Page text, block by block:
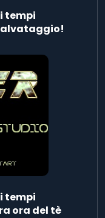
tempi
tempi
ora del tè